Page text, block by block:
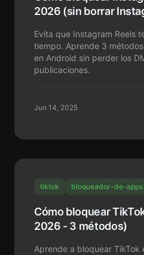
2026 (sin borrar
Evita que Instagram Reels
tiempo. Aprende 3
en Android sin perder los
publicaciones.
Jun 14, 2025
tiktok bloqueador-de-apps
Cómo bloquear
2026 - 3 métodos)
Aprende a bloquear TikTok